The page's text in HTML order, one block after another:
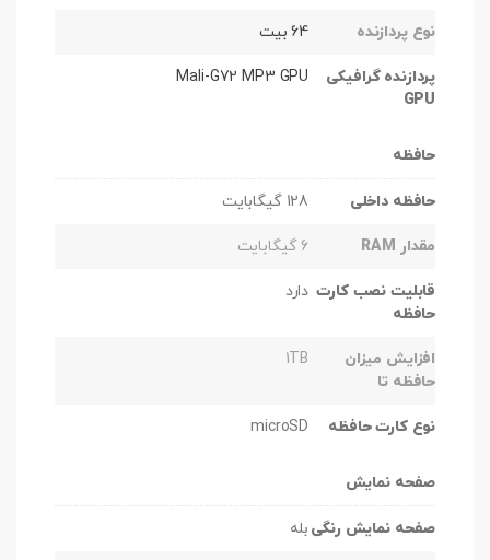
نوع پردازنده 64 بیت
پردازنده گرافیکی
GPU
Mali-G72 MP3 GPU
حافظه
حافظه داخلی 128 گیگابایت
مقدار RAM 6 گیگابایت
قابلیت نصب کارت
حافظه
دارد
افزایش میزان
حافظه تا
1TB
نوع کارت حافظه microSD
صفحه نمایش
صفحه نمایش رنگی بله